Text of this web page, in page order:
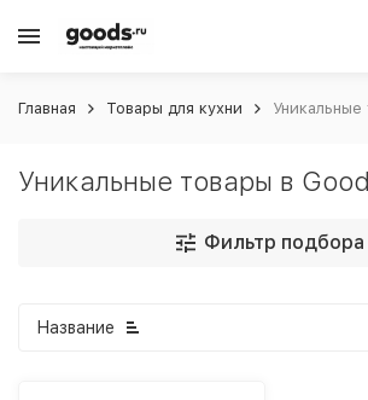
Главная Товары для кухни
Уникальные товары в
Фильтр подбора
Название